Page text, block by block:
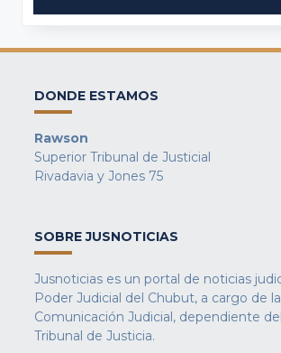
DONDE ESTAMOS
Rawson
Superior Tribunal de Justicial
Rivadavia y Jones 75
SOBRE JUSNOTICIAS
Jusnoticias es un portal de noticias
Poder Judicial del Chubut, a cargo de
Comunicación Judicial, dependiente
Tribunal de Justicia.